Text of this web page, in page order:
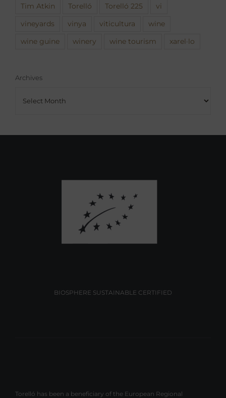
Tim Atkin Torelló Torelló 225 vi
vineyards vinya viticultura wine
wine guine winery wine tourism xarel·lo
Archives
BIOSPHERE SUSTAINABLE CERTIFIED
Torelló has been a beneficiary of the European Regional